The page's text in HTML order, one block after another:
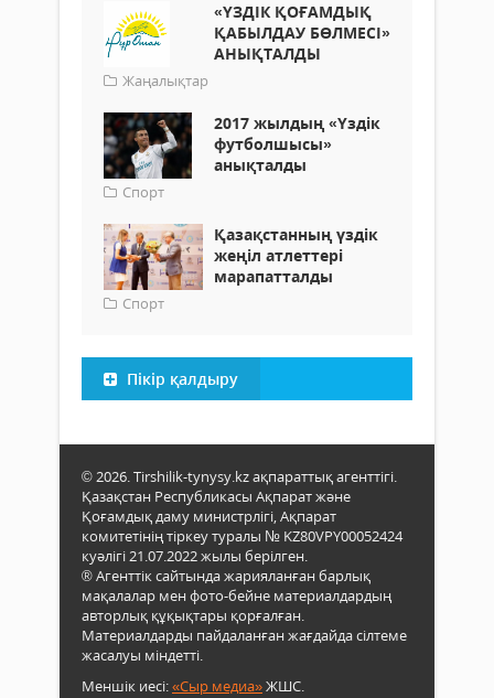
«ҮЗДІК ҚОҒАМДЫҚ
ҚАБЫЛДАУ БӨЛМЕСІ»
АНЫҚТАЛДЫ
Жаңалықтар
2017 жылдың «Үздік
футболшысы»
анықталды
Спорт
Қазақстанның үздік
жеңіл атлеттері
марапатталды
Спорт
Пікір қалдыру
© 2026. Tirshilik-tynysy.kz ақпараттық агенттігі.
Қазақстан Республикасы Ақпарат және
Қоғамдық даму министрлігі, Ақпарат
комитетінің тіркеу туралы № KZ80VPY00052424
куәлігі 21.07.2022 жылы берілген.
® Агенттік сайтында жарияланған барлық
мақалалар мен фото-бейне материалдардың
авторлық құқықтары қорғалған.
Материалдарды пайдаланған жағдайда сілтеме
жасалуы міндетті.
Меншік иесі:«Сыр медиа»ЖШС.